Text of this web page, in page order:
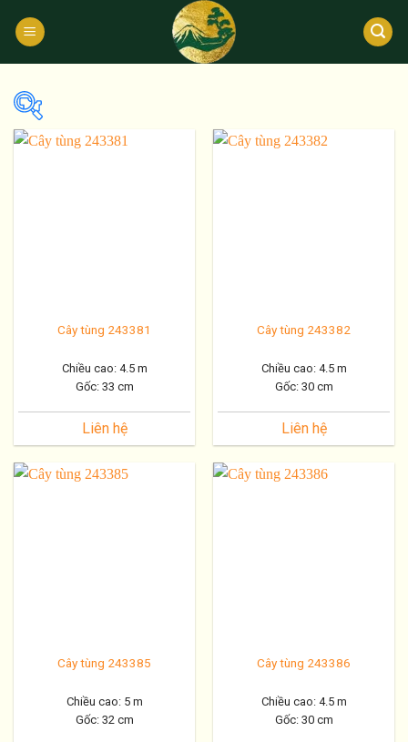
qua
26 75
Dáng thế
Cây tùng 243381
Chiều cao: 4.5 m
Gốc: 33 cm
Liên hệ
Cây tùng 243382
Chiều cao: 4.5 m
Gốc: 30 cm
Liên hệ
Cây tùng 243385
Chiều cao: 5 m
Gốc: 32 cm
Cây tùng 243386
Chiều cao: 4.5 m
Gốc: 30 cm